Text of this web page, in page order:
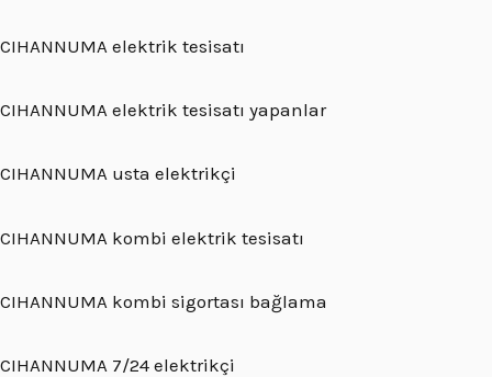
CIHANNUMA elektrik tesisatı
CIHANNUMA elektrik tesisatı yapanlar
CIHANNUMA usta elektrikçi
CIHANNUMA kombi elektrik tesisatı
CIHANNUMA kombi sigortası bağlama
CIHANNUMA 7/24 elektrikçi